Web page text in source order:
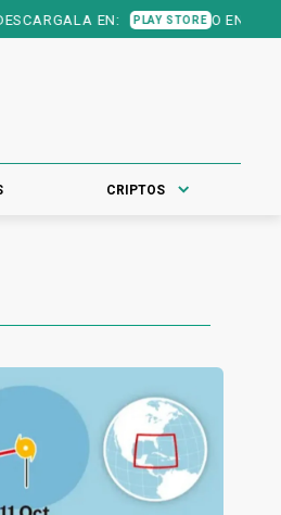
EN: PLAY STORE O EN: APP
CRIPTOS